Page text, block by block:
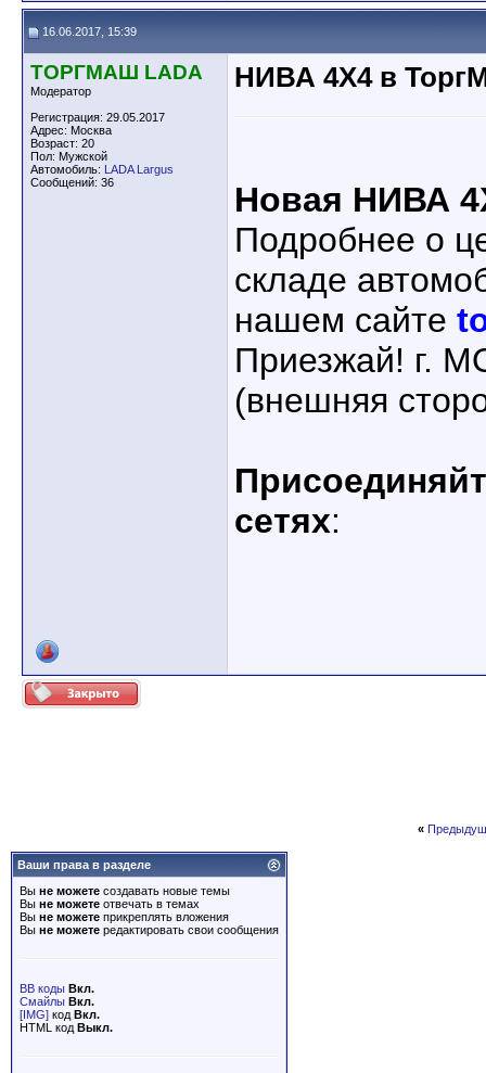
16.06.2017, 15:39
ТОРГМАШ LADA
Модератор
Регистрация: 29.05.2017
Адрес: Москва
Возраст: 20
Пол: Мужской
Автомобиль: LADA Largus
Сообщений: 36
НИВА 4X4 в
Новая НИВА
Подробнее о
складе
нашем сайте
Приезжай! г.
(внешняя
сетях:
«
Ваши права в разделе
Вы не можете создавать новые темы
Вы не можете отвечать в темах
Вы не можете прикреплять вложения
Вы не можете редактировать свои сообщения
BB коды Вкл.
Смайлы Вкл.
[IMG] код Вкл.
HTML код Выкл.